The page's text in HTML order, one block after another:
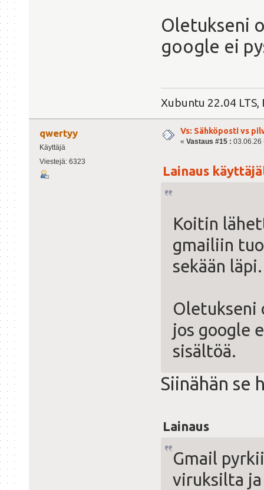
Oletukseni
google ei
Xubuntu 22.04
qwertyy
Käyttäjä
Viestejä: 6323
Vs: Sähköposti vs
« Vastaus #15 : 03.06.26
Lainaus
Koitin
gmailiin
sekään
Oletukseni
jos google
sisältöä.
Siinähän se
Lainaus
Gmail
viruksilta